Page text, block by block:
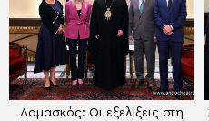
Δαμασκός: Οι εξελίξεις στη